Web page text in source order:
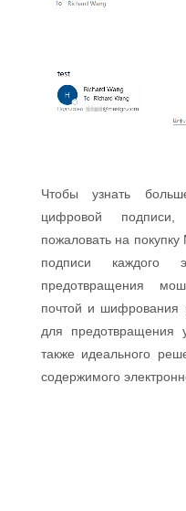
Чтобы узнать
цифровой
пожаловать на
подписи каждого
предотвращения
почтой и шифрования
для предотвращения
также идеального
содержимого